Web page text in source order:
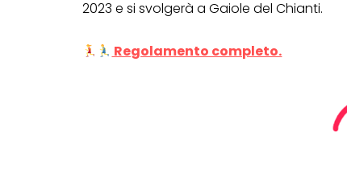
2023 e si svolgerà a Gaiole del Chianti.
Regolamento completo.
Genertel e
Genertellife ti